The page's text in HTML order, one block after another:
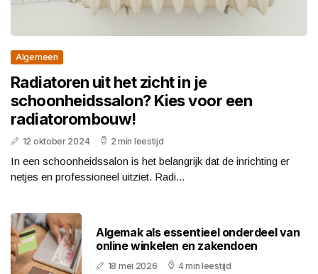
Algemeen
Radiatoren uit het zicht in je
schoonheidssalon? Kies voor een
radiatorombouw!
12 oktober 2024 2 min leestijd
In een schoonheidssalon is het belangrijk dat de inrichting er
netjes en professioneel uitziet. Radi...
Algemak als essentieel onderdeel van
online winkelen en zakendoen
18 mei 2026 4 min leestijd